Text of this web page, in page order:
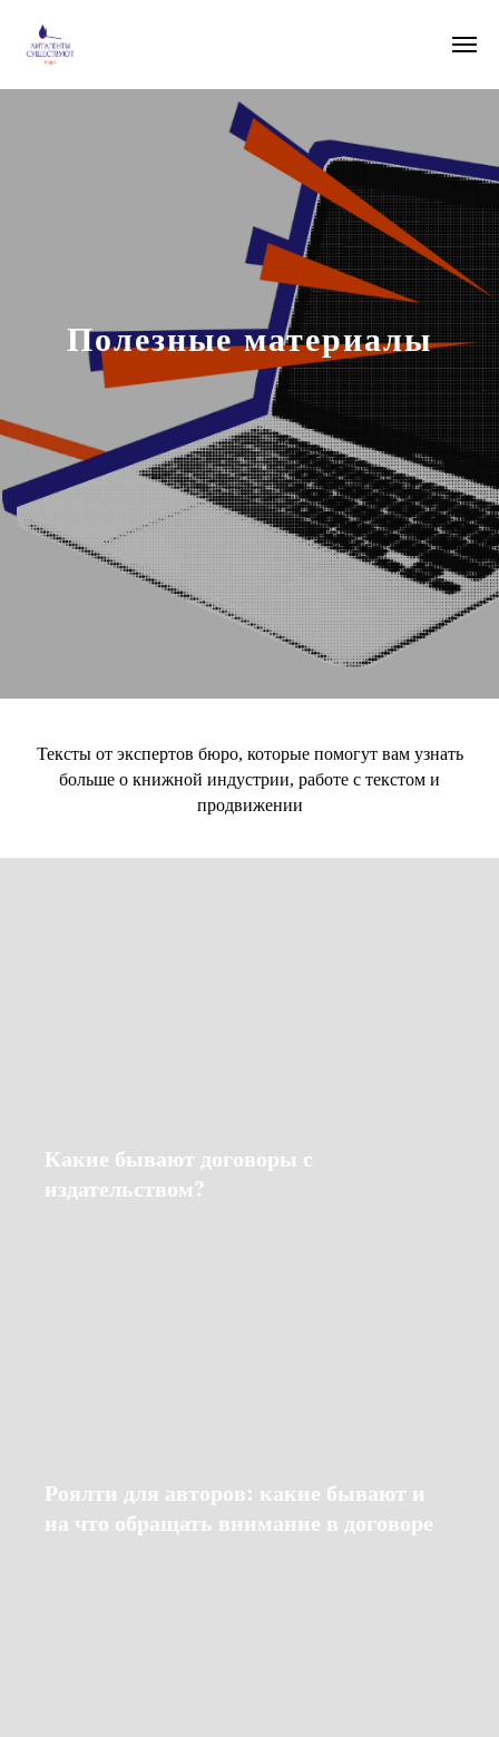
Полезные материалы
Тексты от экспертов бюро, которые помогут вам узнать
больше о книжной индустрии, работе с текстом и
продвижении
Какие бывают договоры с
издательством?
Роялти для авторов: какие бывают и
на что обращать внимание в договоре